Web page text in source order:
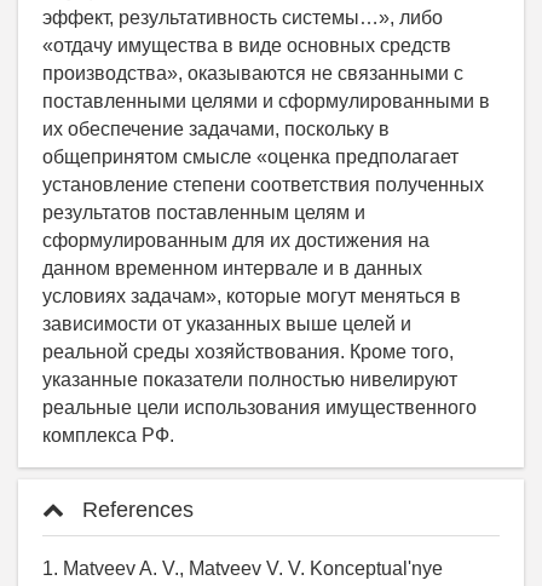
References
1. Matveev A. V., Matveev V. V. Konceptual'nye